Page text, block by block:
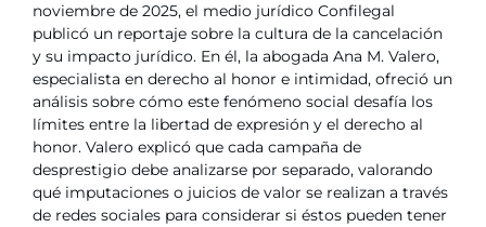
noviembre de 2025, el medio jurídico Confilegal
publicó un reportaje sobre la cultura de la cancelación
y su impacto jurídico. En él, la abogada Ana M. Valero,
especialista en derecho al honor e intimidad, ofreció un
análisis sobre cómo este fenómeno social desafía los
límites entre la libertad de expresión y el derecho al
honor. Valero explicó que cada campaña de
desprestigio debe analizarse por separado, valorando
qué imputaciones o juicios de valor se realizan a través
de redes sociales para considerar si éstos pueden tener